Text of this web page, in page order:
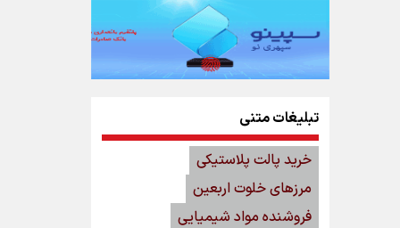
تبلیغات متنی
خرید پالت پلاستیکی
مرزهای خلوت اربعین
فروشنده مواد شیمیایی